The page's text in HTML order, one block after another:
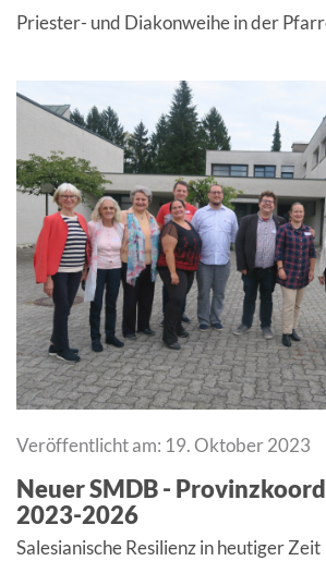
Priester- und Diakonweihe in der
Veröffentlicht am: 19. Oktober 2023
Neuer SMDB -
2023-2026
Salesianische Resilienz in heutiger Zeit